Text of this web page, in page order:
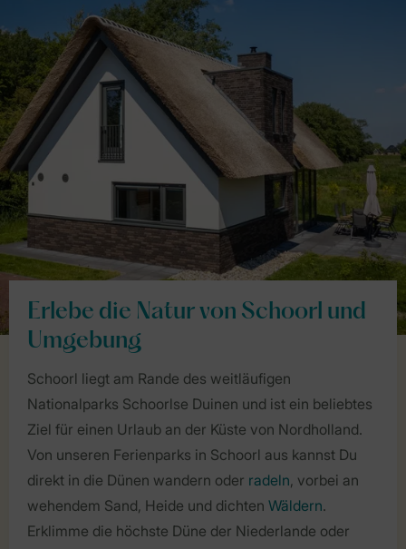
Erlebe die Natur von Schoorl und
Umgebung
Schoorl liegt am Rande des weitläufigen
Nationalparks Schoorlse Duinen und ist ein beliebtes
Ziel für einen Urlaub an der Küste von Nordholland.
Von unseren Ferienparks in Schoorl aus kannst Du
direkt in die Dünen wandern oder radeln, vorbei an
wehendem Sand, Heide und dichten Wäldern.
Erklimme die höchste Düne der Niederlande oder